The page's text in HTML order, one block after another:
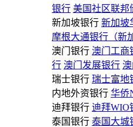
银行 美国社区联邦
新加坡银行 新加坡
摩根大通银行（新
澳门银行 澳门工商
行 澳门发展银行
瑞士银行 瑞士富地
内地外资银行 华侨
迪拜银行 迪拜WIO
泰国银行 泰国大城